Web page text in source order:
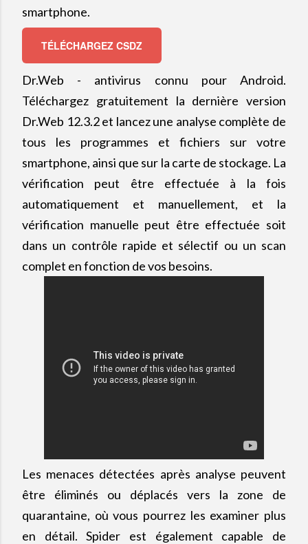
smartphone.
TÉLÉCHARGEZ CSDZ
Dr.Web - antivirus connu pour Android.
Téléchargez gratuitement la dernière version
Dr.Web 12.3.2 et lancez une analyse complète de
tous les programmes et fichiers sur votre
smartphone, ainsi que sur la carte de stockage. La
vérification peut être effectuée à la fois
automatiquement et manuellement, et la
vérification manuelle peut être effectuée soit
dans un contrôle rapide et sélectif ou un scan
complet en fonction de vos besoins.
Les menaces détectées après analyse peuvent
être éliminés ou déplacés vers la zone de
quarantaine, où vous pourrez les examiner plus
en détail. Spider est également capable de